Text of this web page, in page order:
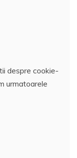
despre cookie-
urmatoarele